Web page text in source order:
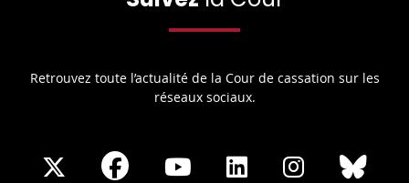
Retrouvez toute l’actualité de la Cour de cassation sur les
réseaux sociaux.
ShareShare
Share
Share
Share